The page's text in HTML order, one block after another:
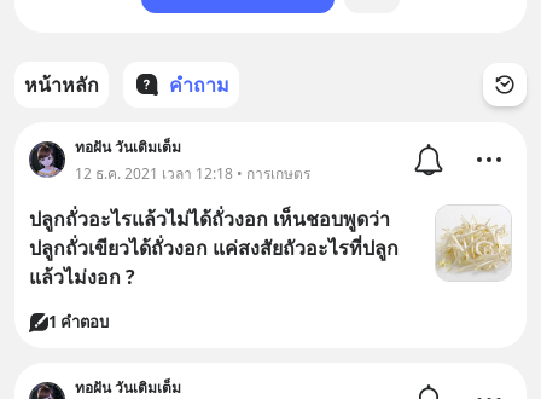
หน้าหลัก คำถาม
ทอฝัน วันเติมเต็ม
12 ธ.ค. 2021 เวลา 12:18 • การเกษตร
ปลูกถั่วอะไรแล้วไม่ได้ถั่วงอก เห็นชอบพูดว่า
ปลูกถั่วเขียวได้ถั่วงอก แค่สงสัยถัวอะไรที่ปลูก
แล้วไม่งอก ?
1 คำตอบ
ทอฝัน วันเติมเต็ม